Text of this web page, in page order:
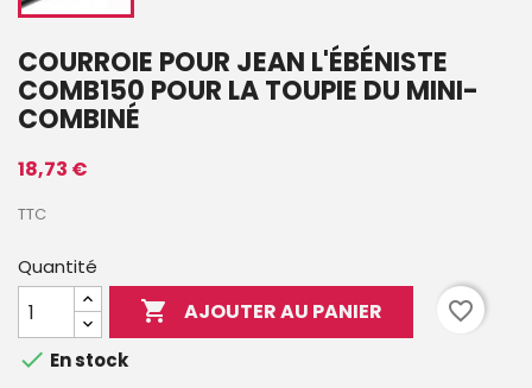
COURROIE POUR JEAN L'ÉBÉNISTE
COMB150 POUR LA TOUPIE DU MINI-
COMBINÉ
18,73 €
TTC
Quantité
 AJOUTER AU PANIER
favorite_border
 En stock